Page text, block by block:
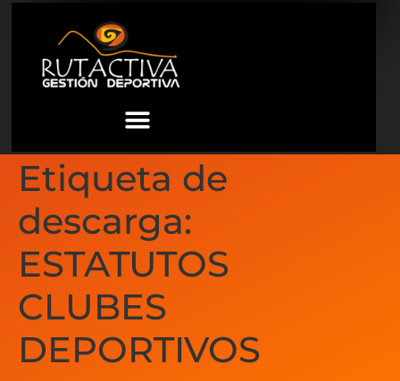
Etiqueta de
descarga:
ESTATUTOS
CLUBES
DEPORTIVOS